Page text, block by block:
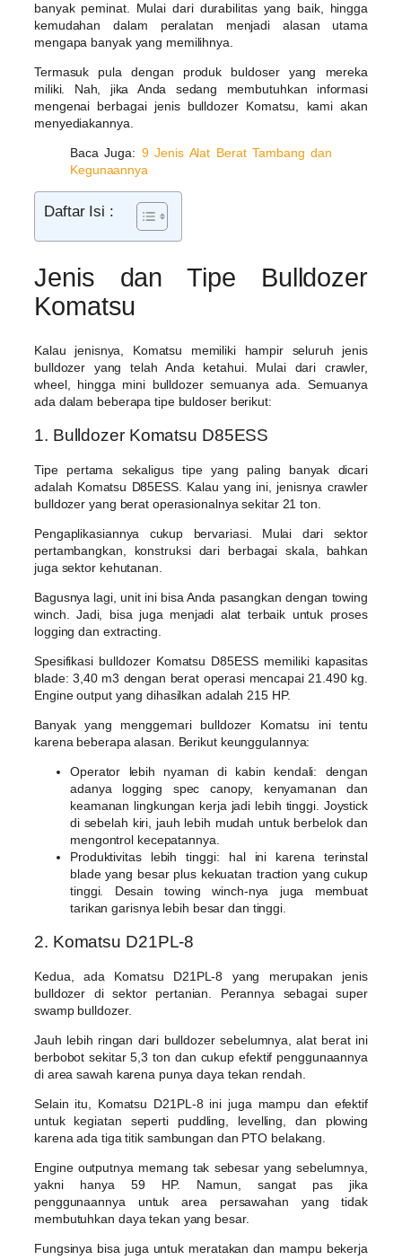
banyak peminat. Mulai dari durabilitas yang baik, hingga
kemudahan dalam peralatan menjadi alasan utama
mengapa banyak yang memilihnya.
Termasuk pula dengan produk buldoser yang mereka
miliki. Nah, jika Anda sedang membutuhkan informasi
mengenai berbagai jenis bulldozer Komatsu, kami akan
menyediakannya.
Baca Juga: 9 Jenis Alat Berat Tambang dan
Kegunaannya
Daftar Isi :
Jenis dan Tipe Bulldozer
Komatsu
Kalau jenisnya, Komatsu memiliki hampir seluruh jenis
bulldozer yang telah Anda ketahui. Mulai dari crawler,
wheel, hingga mini bulldozer semuanya ada. Semuanya
ada dalam beberapa tipe buldoser berikut:
1. Bulldozer Komatsu D85ESS
Tipe pertama sekaligus tipe yang paling banyak dicari
adalah Komatsu D85ESS. Kalau yang ini, jenisnya crawler
bulldozer yang berat operasionalnya sekitar 21 ton.
Pengaplikasiannya cukup bervariasi. Mulai dari sektor
pertambangkan, konstruksi dari berbagai skala, bahkan
juga sektor kehutanan.
Bagusnya lagi, unit ini bisa Anda pasangkan dengan towing
winch. Jadi, bisa juga menjadi alat terbaik untuk proses
logging dan extracting.
Spesifikasi bulldozer Komatsu D85ESS memiliki kapasitas
blade: 3,40 m3 dengan berat operasi mencapai 21.490 kg.
Engine output yang dihasilkan adalah 215 HP.
Banyak yang menggemari bulldozer Komatsu ini tentu
karena beberapa alasan. Berikut keunggulannya:
Operator lebih nyaman di kabin kendali: dengan
adanya logging spec canopy, kenyamanan dan
keamanan lingkungan kerja jadi lebih tinggi. Joystick
di sebelah kiri, jauh lebih mudah untuk berbelok dan
mengontrol kecepatannya.
Produktivitas lebih tinggi: hal ini karena terinstal
blade yang besar plus kekuatan traction yang cukup
tinggi. Desain towing winch-nya juga membuat
tarikan garisnya lebih besar dan tinggi.
2. Komatsu D21PL-8
Kedua, ada Komatsu D21PL-8 yang merupakan jenis
bulldozer di sektor pertanian. Perannya sebagai super
swamp bulldozer.
Jauh lebih ringan dari bulldozer sebelumnya, alat berat ini
berbobot sekitar 5,3 ton dan cukup efektif penggunaannya
di area sawah karena punya daya tekan rendah.
Selain itu, Komatsu D21PL-8 ini juga mampu dan efektif
untuk kegiatan seperti puddling, levelling, dan plowing
karena ada tiga titik sambungan dan PTO belakang.
Engine outputnya memang tak sebesar yang sebelumnya,
yakni hanya 59 HP. Namun, sangat pas jika
penggunaannya untuk area persawahan yang tidak
membutuhkan daya tekan yang besar.
Fungsinya bisa juga untuk meratakan dan mampu bekerja